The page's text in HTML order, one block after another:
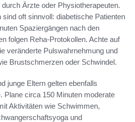
Ärzte oder Physiotherapeuten.
sind oft sinnvoll: diabetische Patienten
Spaziergängen nach den
folgen Reha-Protokollen. Achte auf
veränderte Pulswahrnehmung und
Brustschmerzen oder Schwindel.
junge Eltern gelten ebenfalls
Plane circa 150 Minuten moderate
Aktivitäten wie Schwimmen,
und